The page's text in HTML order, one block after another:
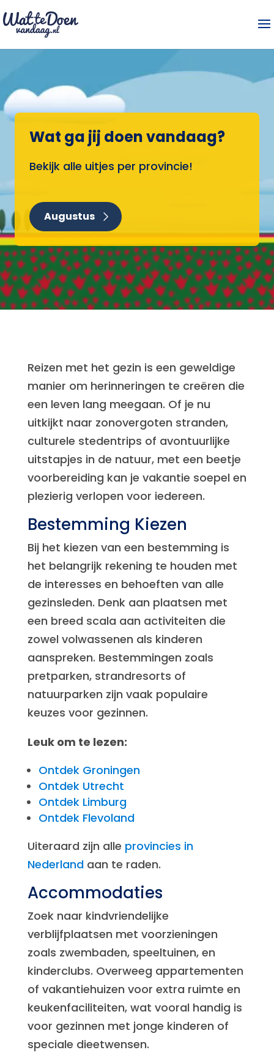
Wat ga jij doen vandaag?
Bekijk alle uitjes per provincie!
Augustus
Reizen met het gezin is een geweldige
manier om herinneringen te creëren die
een leven lang meegaan. Of je nu
uitkijkt naar zonovergoten stranden,
culturele stedentrips of avontuurlijke
uitstapjes in de natuur, met een beetje
voorbereiding kan je vakantie soepel en
plezierig verlopen voor iedereen.
Bestemming Kiezen
Bij het kiezen van een bestemming is
het belangrijk rekening te houden met
de interesses en behoeften van alle
gezinsleden. Denk aan plaatsen met
een breed scala aan activiteiten die
zowel volwassenen als kinderen
aanspreken. Bestemmingen zoals
pretparken, strandresorts of
natuurparken zijn vaak populaire
keuzes voor gezinnen.
Leuk om te lezen:
Ontdek Groningen
Ontdek Utrecht
Ontdek Limburg
Ontdek Flevoland
Uiteraard zijn alle provincies in
Nederlandaan te raden.
Accommodaties
Zoek naar kindvriendelijke
verblijfplaatsen met voorzieningen
zoals zwembaden, speeltuinen, en
kinderclubs. Overweeg appartementen
of vakantiehuizen voor extra ruimte en
keukenfaciliteiten, wat vooral handig is
voor gezinnen met jonge kinderen of
speciale dieetwensen.